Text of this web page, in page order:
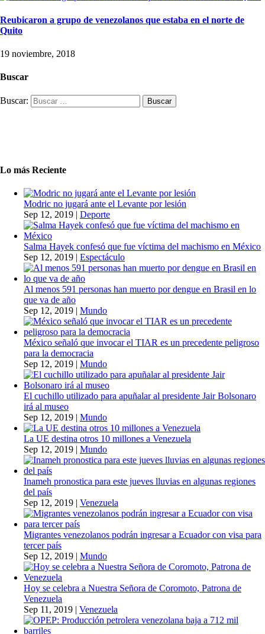
Reubicaron a grupo de venezolanos que estaba en el norte de
Quito
19 noviembre, 2018
Buscar
Buscar:
Lo más Reciente
Modric no jugará ante el Levante por lesión
Sep 12, 2019 | Deporte
Salma Hayek confesó que fue víctima del machismo en México
Sep 12, 2019 | Espectáculo
Al menos 591 personas han muerto por dengue en Brasil en lo
que va de año
Sep 12, 2019 | Mundo
México señaló que invocar el TIAR es un precedente peligroso
para la democracia
Sep 12, 2019 | Mundo
El cuchillo utilizado para apuñalar al presidente Jair Bolsonaro
irá al museo
Sep 12, 2019 | Mundo
La UE destina otros 10 millones a Venezuela
Sep 12, 2019 | Mundo
Inameh pronostica para este jueves lluvias en algunas regiones
del país
Sep 12, 2019 | Venezuela
Migrantes venezolanos podrán ingresar a Ecuador con visa para
tercer país
Sep 12, 2019 | Mundo
Hoy se celebra a Nuestra Señora de Coromoto, Patrona de
Venezuela
Sep 11, 2019 | Venezuela